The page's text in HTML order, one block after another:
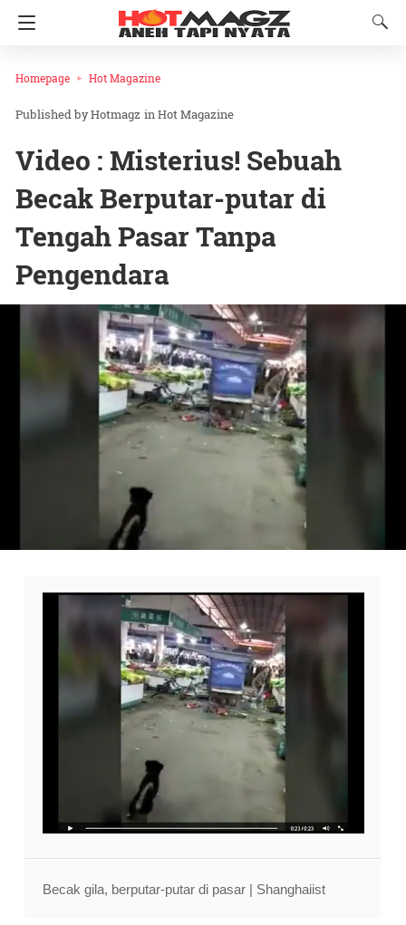
Homepage Hot Magazine
Hotmagz inHot Magazine
Video : Misterius! Sebuah
Becak Berputar-putar di
Tengah Pasar Tanpa
Pengendara
Becak gila, berputar-putar di pasar | Shanghaiist